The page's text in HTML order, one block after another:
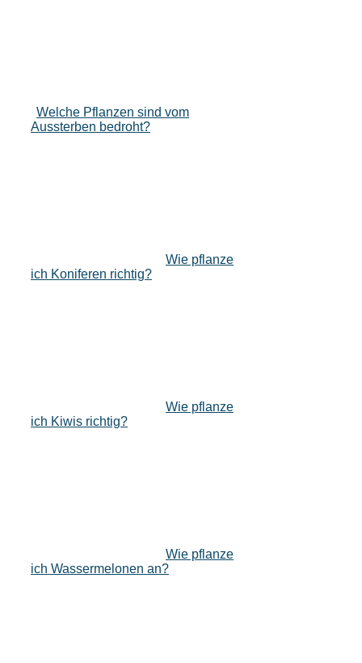
Welche Pflanzen sind vom
Aussterben bedroht?
Wie pflanze
ich Koniferen richtig?
Wie pflanze
ich Kiwis richtig?
Wie pflanze
ich Wassermelonen an?